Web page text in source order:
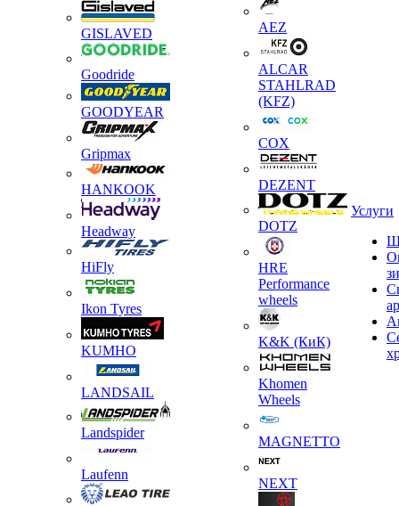
GISLAVED
Goodride
GOODYEAR
Gripmax
HANKOOK
Headway
HiFly
Ikon Tyres
KUMHO
LANDSAIL
Landspider
Laufenn
AEZ
ALCAR
STAHLRAD
(KFZ)
COX
DEZENT
DOTZ
HRE
Performance
wheels
K&K (КиК)
Khomen
Wheels
MAGNETTO
NEXT
Услуги